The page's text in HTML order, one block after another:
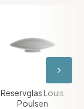
Reservglas Louis
Poulsen